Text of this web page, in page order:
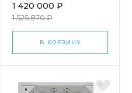
1 420 000 ₽
1 525 870 ₽
В КОРЗИНУ